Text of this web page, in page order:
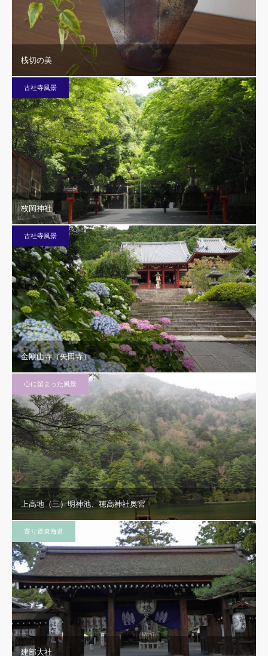
桟切の美
古社寺風景
枚岡神社
古社寺風景
金剛山寺（矢田寺）
心に留まった風景
上高地（三）明神池、穂高神社奥宮
寄り道東海道
建部大社